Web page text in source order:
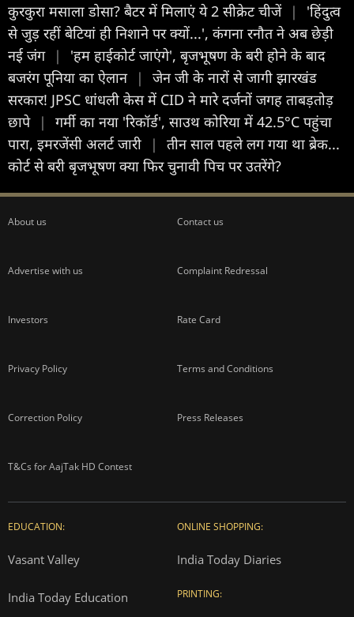
कुरकुरा मसाला डोसा? बैटर में मिलाएं ये 2 सीक्रेट चीजें |
'हिंदुत्व
से जुड़ रहीं बेटियां ही निशाने पर क्यों...', कंगना रनौत ने अब छेड़ी
नई जंग |
'हम हाईकोर्ट जाएंगे', बृजभूषण के बरी होने के बाद
बजरंग पूनिया का ऐलान |
जेन जी के नारों से जागी झारखंड
सरकार! JPSC धांधली केस में CID ने मारे दर्जनों जगह ताबड़तोड़
छापे |
गर्मी का नया 'रिकॉर्ड', साउथ कोरिया में 42.5°C पहुंचा
पारा, इमरजेंसी अलर्ट जारी
|
तीन साल पहले लग गया था ब्रेक...
कोर्ट से बरी बृजभूषण क्या फिर चुनावी पिच पर उतरेंगे?
About us Contact us
Advertise with us Complaint Redressal
Investors Rate Card
Privacy Policy Terms and Conditions
Correction Policy Press Releases
T&Cs for AajTak HD Contest
EDUCATION:
Vasant Valley
India Today Education
ONLINE SHOPPING:
India Today Diaries
PRINTING: